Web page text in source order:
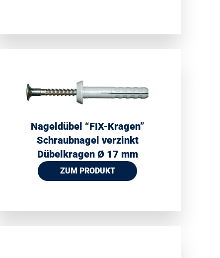
Nageldübel “FIX-Kragen”
Schraubnagel verzinkt
Dübelkragen Ø 17 mm
ZUM PRODUKT